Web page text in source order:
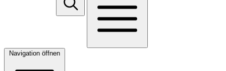
Navigation öffnen